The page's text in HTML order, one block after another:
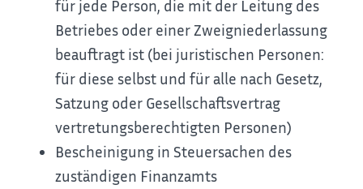
für jede Person, die mit der Leitung des
Betriebes oder einer Zweigniederlassung
beauftragt ist (bei juristischen Personen:
für diese selbst und für alle nach Gesetz,
Satzung oder Gesellschaftsvertrag
vertretungsberechtigten Personen)
Bescheinigung in Steuersachen des
zuständigen Finanzamts